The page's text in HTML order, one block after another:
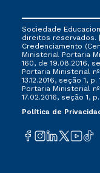
FIES, Prouni e
não se acumula
ofertada pela
Sociedade
direitos reservados. |
Credenciamento
Ministerial Portaria
160, de 19.08.2016,
Portaria Ministerial nº
13.12.2016, seção 1,
Portaria Ministerial nº
17.02.2016, seção 1, p.
Política de